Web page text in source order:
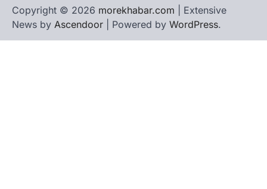
Copyright © 2026 morekhabar.com | Extensive
News by Ascendoor | Powered by WordPress.